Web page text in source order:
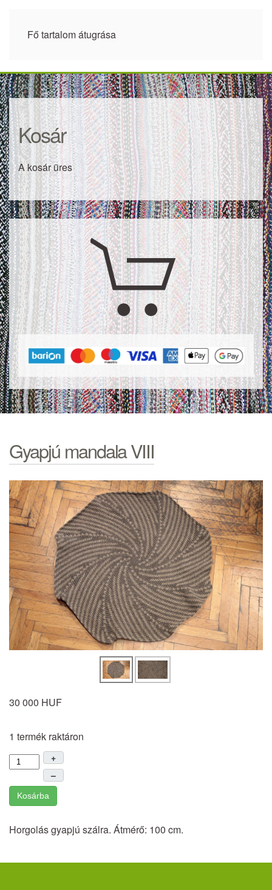
Fő tartalom átugrása
Kosár
A kosár üres
Gyapjú mandala VIII
30 000 HUF
1 termék raktáron
+
–
Kosárba
Horgolás gyapjú szálra. Átmérő: 100 cm.